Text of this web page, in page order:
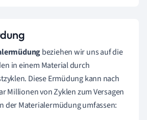
beziehen wir uns auf die
in einem Material durch
Diese Ermüdung kann nach
Millionen von Zyklen zum Versagen
der Materialermüdung umfassen: